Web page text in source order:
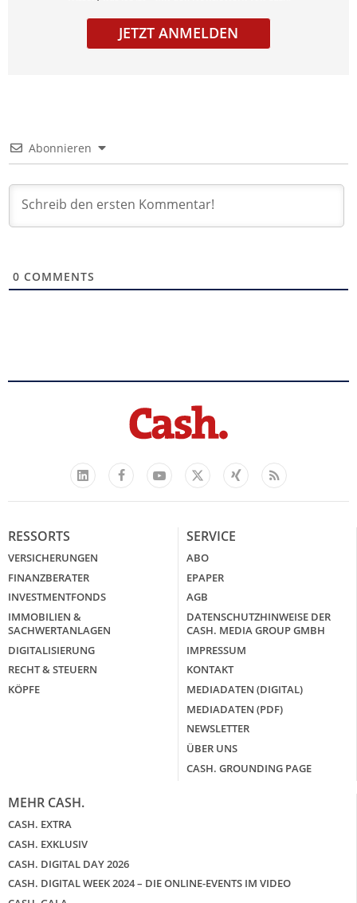
JETZT ANMELDEN
Abonnieren
0 COMMENTS
LinkedIn
FacebookYouTube
X
Xing Feed
RESSORTS
VERSICHERUNGEN
FINANZBERATER
INVESTMENTFONDS
IMMOBILIEN &
SACHWERTANLAGEN
DIGITALISIERUNG
RECHT & STEUERN
KÖPFE
SERVICE
ABO
EPAPER
AGB
DATENSCHUTZHINWEISE DER
CASH. MEDIA GROUP GMBH
IMPRESSUM
KONTAKT
MEDIADATEN (DIGITAL)
MEDIADATEN (PDF)
NEWSLETTER
ÜBER UNS
CASH. GROUNDING PAGE
MEHR CASH.
CASH. EXTRA
CASH. EXKLUSIV
CASH. DIGITAL DAY 2026
CASH. DIGITAL WEEK 2024 – DIE ONLINE-EVENTS IM VIDEO